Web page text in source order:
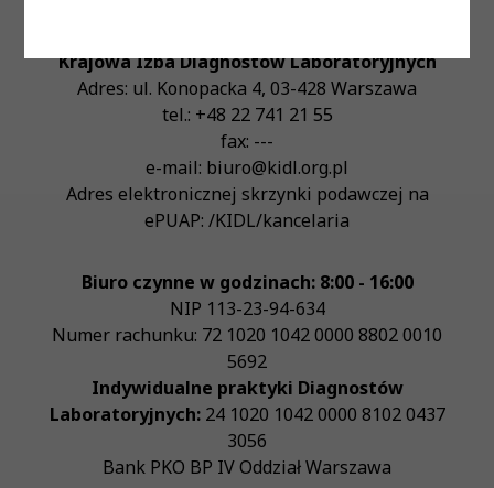
Krajowa Izba Diagnostów Laboratoryjnych
Adres: ul. Konopacka 4, 03-428 Warszawa
tel.: +48 22 741 21 55
fax: ---
e-mail: biuro@kidl.org.pl
Adres elektronicznej skrzynki podawczej na
ePUAP: /KIDL/kancelaria
Biuro czynne w godzinach: 8:00 - 16:00
NIP 113-23-94-634
Numer rachunku: 72 1020 1042 0000 8802 0010
5692
Indywidualne praktyki Diagnostów
Laboratoryjnych:24 1020 1042 0000 8102 0437
3056
Bank PKO BP IV Oddział Warszawa